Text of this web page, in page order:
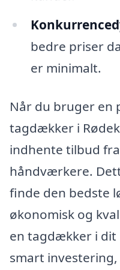
bedre priser
er minimalt.
Når du bruger en
tagdækker i
indhente tilbud
håndværkere.
finde den bedste
økonomisk og
en tagdækker i dit
smart